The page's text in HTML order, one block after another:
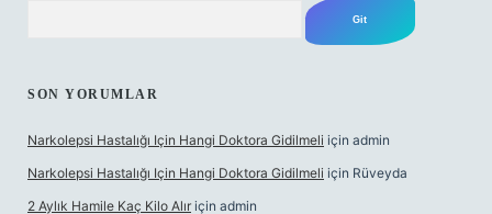
SON YORUMLAR
Narkolepsi Hastalığı Için Hangi Doktora Gidilmeli için admin
Narkolepsi Hastalığı Için Hangi Doktora Gidilmeli için Rüveyda
2 Aylık Hamile Kaç Kilo Alır için admin